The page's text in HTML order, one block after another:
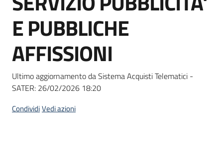
English
site
su
E PUBBLICHE
AFFISSIONI
Ultimo aggiornamento da Sistema Acquisti Telematici -
SATER: 26/02/2026 18:20
CondividiVedi azioni